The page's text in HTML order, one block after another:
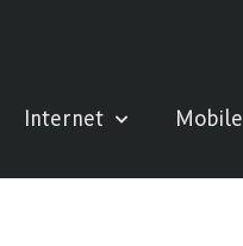
Internet Mobile